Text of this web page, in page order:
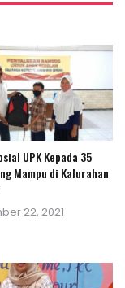
UPK Kepada 35
Mampu di Kalurahan
22, 2021